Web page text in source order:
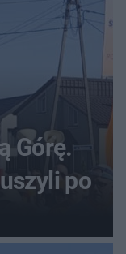
Górę.
po